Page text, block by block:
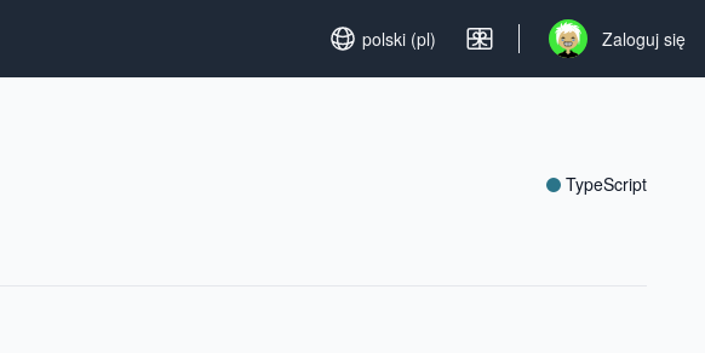
Set language
polski (pl) Open user menu
Zaloguj się
TypeScript